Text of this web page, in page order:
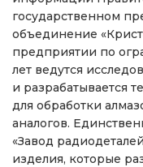
государственном
объединение
предприятии по
лет ведутся
и разрабатывается
для обработки
аналогов.
«Завод
изделия, которые